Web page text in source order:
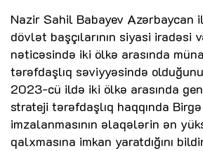
Nazir Sahil Babayev Azərbaycan
dövlət başçılarının siyasi iradəsi
nəticəsində iki ölkə arasında
tərəfdaşlıq səviyyəsində
2023-cü ildə iki ölkə arasında
strateji tərəfdaşlıq haqqında
imzalanmasının əlaqələrin ən
qalxmasına imkan yaratdığını